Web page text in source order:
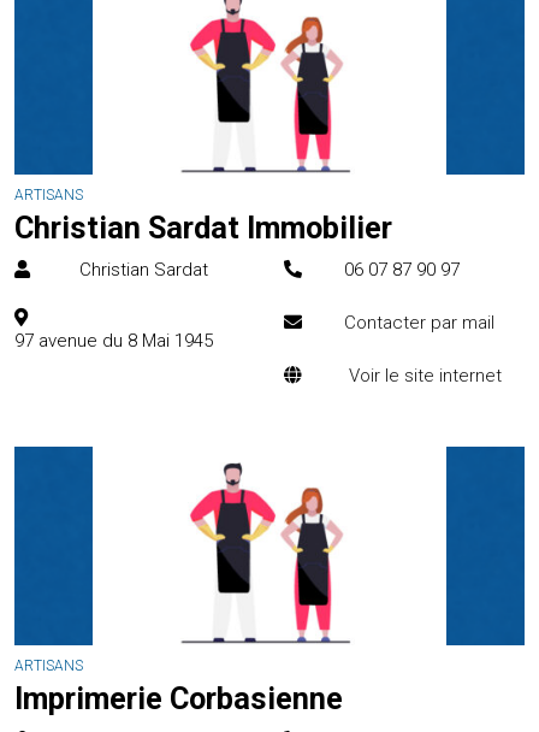
ARTISANS
Christian Sardat Immobilier
Christian Sardat
97 avenue du 8 Mai 1945
06 07 87 90 97
Contacter par mail
Voir le site internet
ARTISANS
Imprimerie Corbasienne